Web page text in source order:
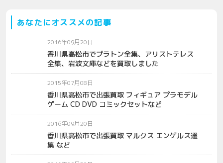
あなたにオススメの記事
2016年09月20日
香川県高松市でプラトン全集、アリストテレス
全集、岩波文庫などを買取しました
2015年07月08日
香川県高松市で出張買取 フィギュア プラモデル
ゲーム CD DVD コミックセットなど
2016年09月20日
香川県高松市で出張買取 マルクス エンゲルス選
集 など